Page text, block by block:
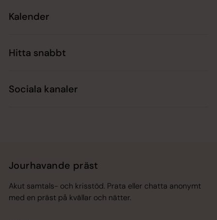
Kalender
Hitta snabbt
Sociala kanaler
Jourhavande präst
Akut samtals- och krisstöd. Prata eller chatta anonymt
med en präst på kvällar och nätter.